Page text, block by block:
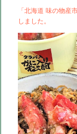
「北海道 味の物産
しました。